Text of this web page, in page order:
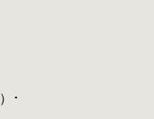
）･